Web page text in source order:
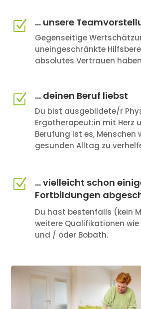
Z ... unsere
Gegenseitige
uneingeschränkte
absolutes Vertrauen
Z ... deinen Beruf liebst
Du bist ausgebildete/r
Ergotherapeut:in mit Herz
Berufung ist es, Menschen
gesunden Alltag zu
Z
... vielleicht schon
Fortbildungen
Du hast bestenfalls (kein
weitere Qualifikationen
und / oder Bobath.